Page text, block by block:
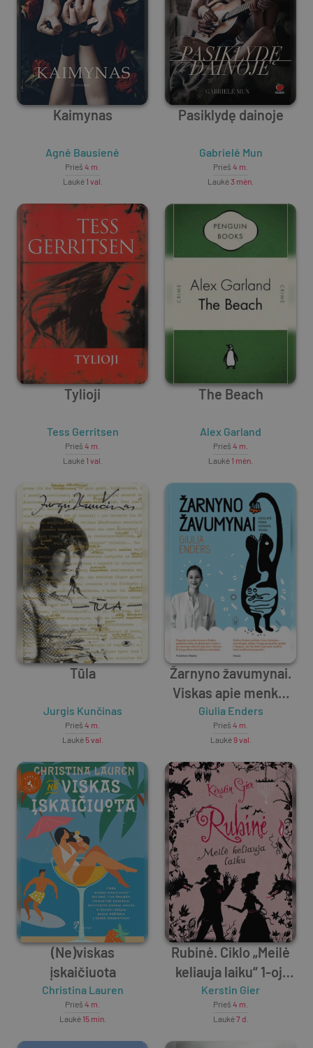
Kaimynas
Agnė Bausienė
Prieš 4 m.
Laukė 1 val.
Pasiklydę dainoje
Gabrielė Mun
Prieš 4 m.
Laukė3 mėn.
Tylioji
Tess Gerritsen
Prieš 4 m.
Laukė 1 val.
The Beach
Alex Garland
Prieš 4 m.
Laukė 1 mėn.
Tūla
Jurgis Kunčinas
Prieš 4 m.
Laukė5 val.
Žarnyno žavumynai.
Viskas apie menkai
vertinamą organą
Giulia Enders
Prieš 4 m.
Laukė9 val.
(Ne)viskas
įskaičiuota
Christina Lauren
Prieš 4 m.
Laukė 15 min.
Rubinė. Ciklo „Meilė
keliauja laiku“ 1-oji
knyga
Kerstin Gier
Prieš 4 m.
Laukė7 d.